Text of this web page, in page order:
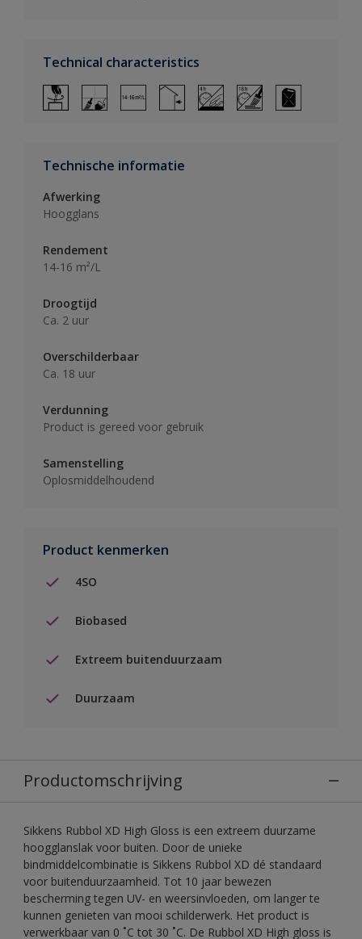
Technical characteristics
Technische informatie
Afwerking
Hoogglans
Rendement
14-16 m²/L
Droogtijd
Ca. 2 uur
Overschilderbaar
Ca. 18 uur
Verdunning
Product is gereed voor gebruik
Samenstelling
Oplosmiddelhoudend
Product kenmerken
4SO
Biobased
Extreem buitenduurzaam
Duurzaam
Productomschrijving
Sikkens Rubbol XD High Gloss is een extreem duurzame
hoogglanslak voor buiten. Door de unieke
bindmiddelcombinatie is Sikkens Rubbol XD dé standaard
voor buitenduurzaamheid. Tot 10 jaar bewezen
bescherming tegen UV- en weersinvloeden, om langer te
kunnen genieten van mooi schilderwerk. Het product is
verwerkbaar van 0 ˚C tot 30 ˚C. De Rubbol XD High gloss is